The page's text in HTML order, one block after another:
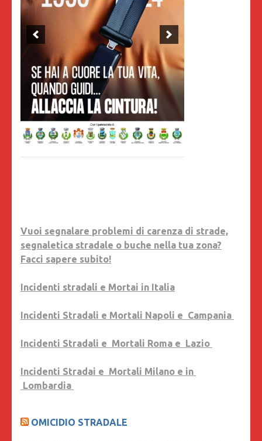
Vuoi segnalare problemi di carenza di strade,
segnaletica stradale o buche nella tua zona?
Facci sapere subito!
Incidenti stradali e Mortai in Italia
Incidenti Stradali e Mortali Napoli e Campania
Incidenti Stradali e Mortali Roma e Lazio
Incidenti Stradai e Mortali Milano e in
Lombardia
OMICIDIO STRADALE